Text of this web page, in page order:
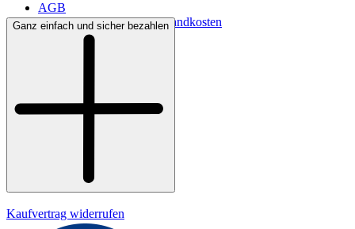
AGB
Lieferbedingungen & Versandkosten
Bezahlung
Ganz einfach und sicher bezahlen
Kaufvertrag widerrufen